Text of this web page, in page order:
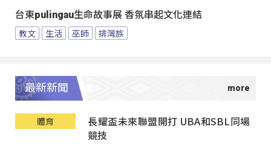
台東pulingau生命故事展 香氛串起文化連結
教文 生活 巫師 排灣族
最新新聞
體育
長耀盃未來聯盟開打 UBA和SBL同場
競技